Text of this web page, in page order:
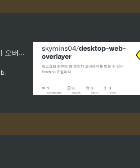
GitHub - skymins04/desktop-web-overlayer: 데스크탑 화면에 웹 페이지 오버레이를 띄울 수 있는 Electron 유틸리티